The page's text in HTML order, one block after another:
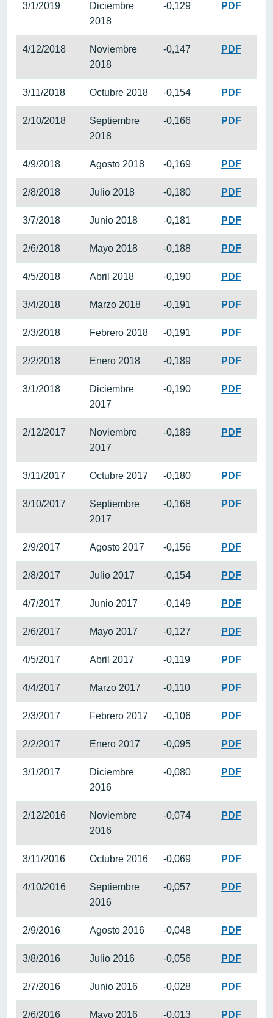
3/1/2019
Diciembre
2018
-0,129 PDF
4/12/2018
Noviembre
2018
-0,147 PDF
3/11/2018 Octubre 2018 -0,154 PDF
2/10/2018
Septiembre
2018
-0,166 PDF
4/9/2018 Agosto 2018 -0,169 PDF
2/8/2018 Julio 2018 -0,180 PDF
3/7/2018 Junio 2018 -0,181 PDF
2/6/2018 Mayo 2018 -0,188 PDF
4/5/2018 Abril 2018 -0,190 PDF
3/4/2018 Marzo 2018 -0,191 PDF
2/3/2018 Febrero 2018 -0,191 PDF
2/2/2018 Enero 2018 -0,189 PDF
3/1/2018
Diciembre
2017
-0,190 PDF
2/12/2017
Noviembre
2017
-0,189 PDF
3/11/2017 Octubre 2017 -0,180 PDF
3/10/2017
Septiembre
2017
-0,168 PDF
2/9/2017 Agosto 2017 -0,156 PDF
2/8/2017 Julio 2017 -0,154 PDF
4/7/2017 Junio 2017 -0,149 PDF
2/6/2017 Mayo 2017 -0,127 PDF
4/5/2017 Abril 2017 -0,119 PDF
4/4/2017 Marzo 2017 -0,110 PDF
2/3/2017 Febrero 2017 -0,106 PDF
2/2/2017 Enero 2017 -0,095 PDF
3/1/2017
Diciembre
2016
-0,080 PDF
2/12/2016
Noviembre
2016
-0,074 PDF
3/11/2016 Octubre 2016 -0,069 PDF
4/10/2016
Septiembre
2016
-0,057 PDF
2/9/2016 Agosto 2016 -0,048 PDF
3/8/2016 Julio 2016 -0,056 PDF
2/7/2016 Junio 2016 -0,028 PDF
2/6/2016 Mayo 2016 -0,013 PDF